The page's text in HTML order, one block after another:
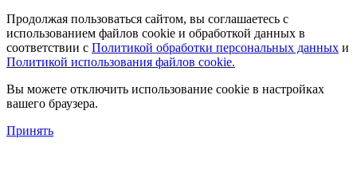
Продолжая пользоваться сайтом, вы соглашаетесь с
использованием файлов cookie и обработкой данных в
соответствии с Политикой обработки персональных данных и
Политикой использования файлов cookie.
Вы можете отключить использование cookie в настройках
вашего браузера.
Принять